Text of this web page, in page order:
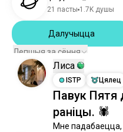
21 пасты 1.7K душы
Далучыцца
Лепшыя за сёння
Лиса
ISTP
Цялец
Павук Пятя
раніцы. 🕷
Мне падабаецца,